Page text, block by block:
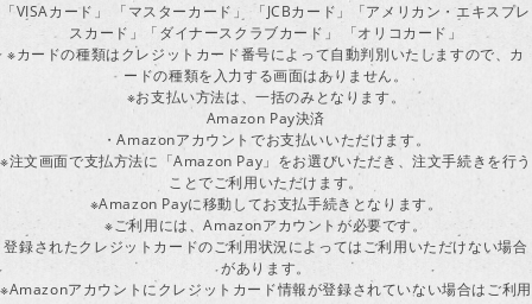
「VISAカード」 「マスターカード」 「JCBカード」「アメリカン・エキスプレ
スカード」「ダイナースクラブカード」 「オリコカード」
※カードの種類はクレジットカード番号によって自動判別いたしますので、カ
ードの種類を入力する画面はありません。
※お支払い方法は、一括のみとなります。
Amazon Pay決済
・Amazonアカウントでお支払いいただけます。
※注文画面で支払方法に「Amazon Pay」をお選びいただき、注文手続きを行う
ことでご利用いただけます。
※Amazon Payに移動してお支払手続きとなります。
※ご利用には、Amazonアカウントが必要です。
登録されたクレジットカードのご利用状況によってはご利用いただけない場合
があります。
※Amazonアカウントにクレジットカード情報が登録されていない場合はご利用